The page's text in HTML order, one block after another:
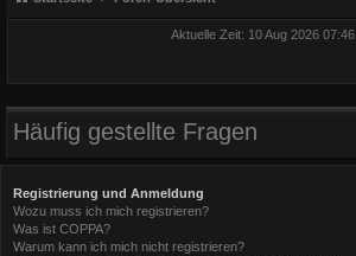
Aktuelle Zeit: 10 Aug 2026 07:46
Häufig gestellte Fragen
Registrierung und Anmeldung
Wozu muss ich mich registrieren?
Was ist COPPA?
Warum kann ich mich nicht registrieren?